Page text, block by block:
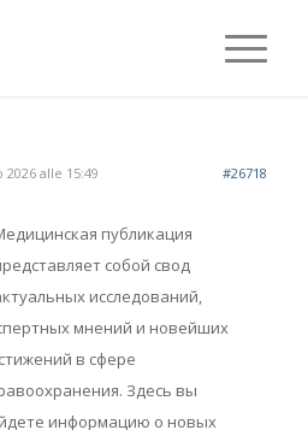
2026 alle 15:49 #26718
публикация
собой свод
исследований,
мнений и новейших
в сфере
Здесь вы
информацию о новых